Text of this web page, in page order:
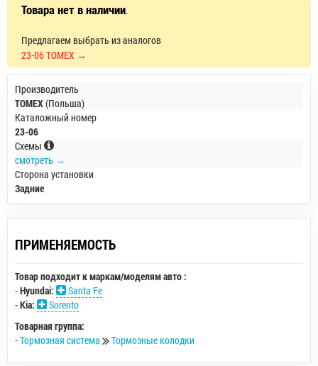
Товара нет в наличии.
Предлагаем выбрать из аналогов
23-06 TOMEX →
Производитель
TOMEX(Польша)
Каталожный номер
23-06
Схемы
смотреть →
Сторона установки
Задние
ПРИМЕНЯЕМОСТЬ
Товар подходит к маркам/моделям авто :
-Hyundai:
Santa Fe
-Kia:
Sorento
Товарная группа:
-Тормозная система Тормозные колодки